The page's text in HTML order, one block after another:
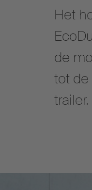
Het
de
tot
trailer.